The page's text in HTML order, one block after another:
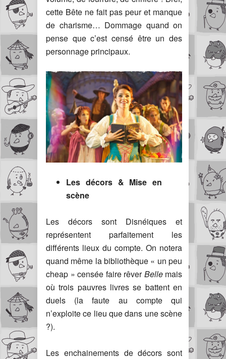
cette Bête ne fait pas peur et manque
de charisme… Dommage quand on
pense que c’est censé être un des
personnage principaux.
Les décors & Mise en
scène
Les décors sont Disnéiques et
représentent parfaitement les
différents lieux du compte. On notera
quand même la bibliothèque « un peu
cheap » censée faire rêverBelle mais
où trois pauvres livres se battent en
duels (la faute au compte qui
n’exploite ce lieu que dans une scène
?).
Les enchainements de décors sont